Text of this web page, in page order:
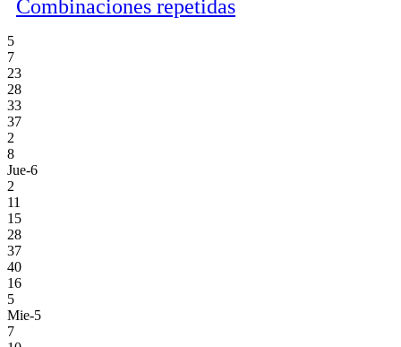
Combinaciones repetidas
5
7
23
28
33
37
2
8
Jue-6
2
11
15
28
37
40
16
5
Mie-5
7